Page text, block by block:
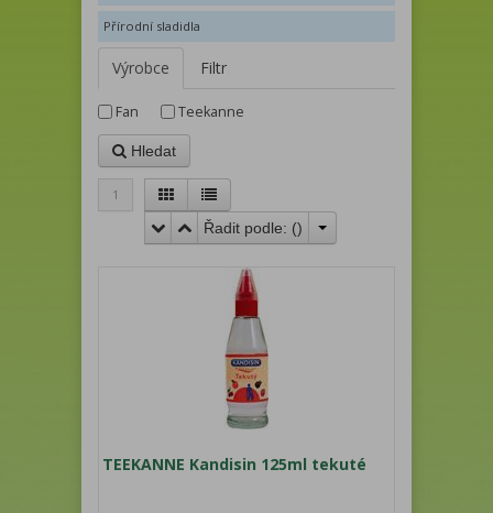
Přírodní sladidla
Výrobce Filtr
Fan Teekanne
Hledat
1
Řadit podle: ()
TEEKANNE Kandisin 125ml tekuté